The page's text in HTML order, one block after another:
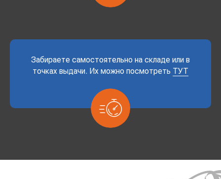
Забираете самостоятельно на складе или в
точках выдачи. Их можно посмотреть ТУТ